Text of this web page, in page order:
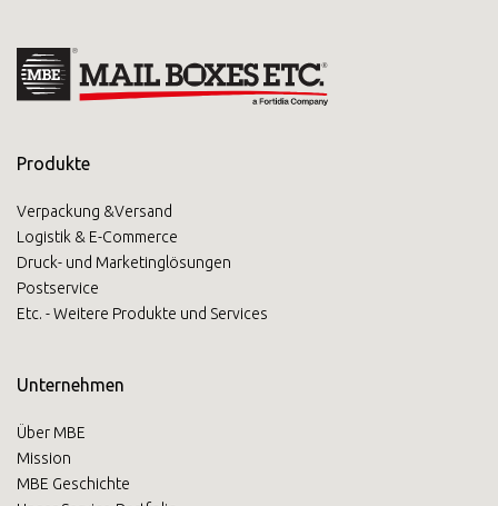
Produkte
Verpackung &Versand
Logistik & E-Commerce
Druck- und Marketinglösungen
Postservice
Etc. - Weitere Produkte und Services
Unternehmen
Über MBE
Mission
MBE Geschichte